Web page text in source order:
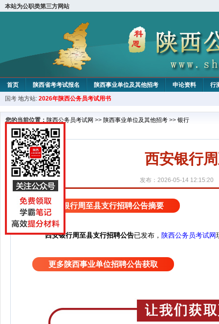
本站为公职类第三方网站
首页 陕西省考考试报名 陕西事业单位及其他招考 申论资料
行
国考 地方站: 2026年陕西公务员考试用书
您的当前位置： 陕西公务员考试网 >> 陕西事业单位及其他招考 >> 银行
西安银行
发布：2026-05-14 12:15:20
西安银行周至县支行招聘公告摘要
西安银行周至县支行招聘公告已发布， 陕西公务员考试网
更多陕西事业单位招聘公告获取